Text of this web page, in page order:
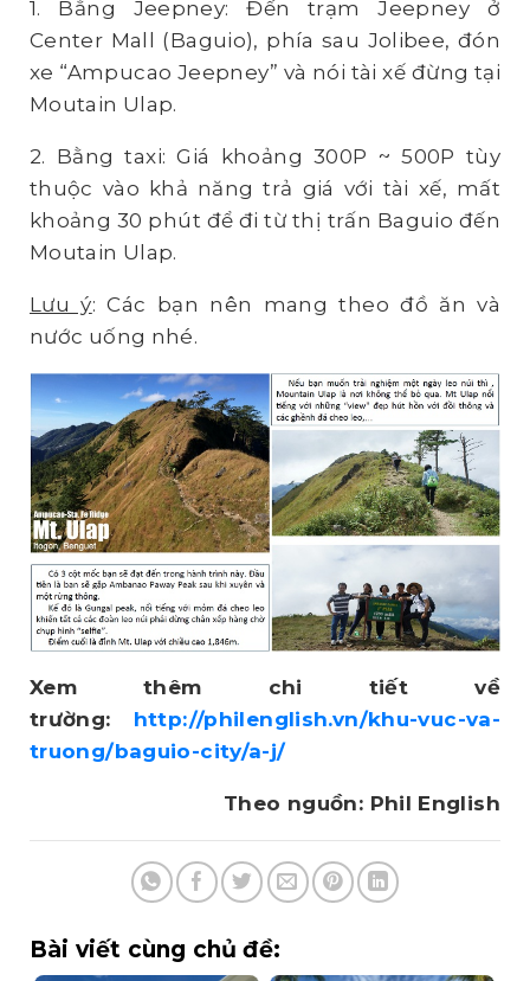
1. Bằng Jeepney: Đến trạm Jeepney ở
Center Mall (Baguio), phía sau Jolibee, đón
xe “Ampucao Jeepney” và nói tài xế đừng tại
Moutain Ulap.
2. Bằng taxi: Giá khoảng 300P ~ 500P tùy
thuộc vào khả năng trả giá với tài xế, mất
khoảng 30 phút để đi từ thị trấn Baguio đến
Moutain Ulap.
Lưu ý: Các bạn nên mang theo đồ ăn và
nước uống nhé.
Xem thêm chi tiết về
trường: http://philenglish.vn/khu-vuc-va-
truong/baguio-city/a-j/
Theo nguồn: Phil English
Bài viết cùng chủ đề: